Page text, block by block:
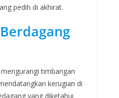
pedih di akhirat.
timbangan
kerugian di
yang diketahui